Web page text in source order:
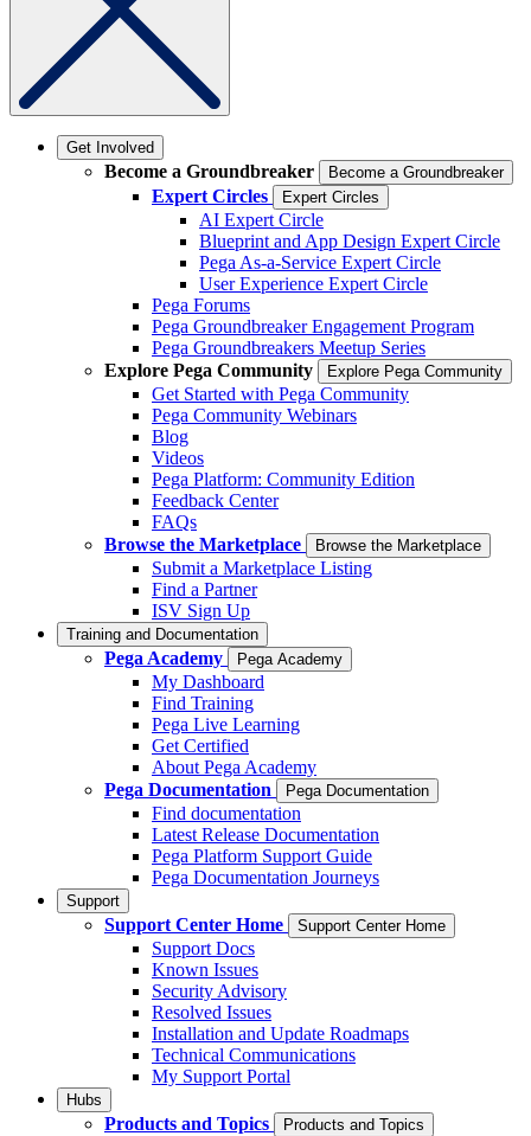
Get Involved
Become a Groundbreaker Become a Groundbreaker
Expert Circles Expert Circles
AI Expert Circle
Blueprint and App Design Expert Circle
Pega As-a-Service Expert Circle
User Experience Expert Circle
Pega Forums
Pega Groundbreaker Engagement Program
Pega Groundbreakers Meetup Series
Explore Pega Community
Explore Pega Community
Get Started with Pega Community
Pega Community Webinars
Blog
Videos
Pega Platform: Community Edition
Feedback Center
FAQs
Browse the Marketplace
Browse the Marketplace
Submit a Marketplace Listing
Find a Partner
ISV Sign Up
Training and Documentation
Pega Academy Pega Academy
My Dashboard
Find Training
Pega Live Learning
Get Certified
About Pega Academy
Pega Documentation
Pega Documentation
Find documentation
Latest Release Documentation
Pega Platform Support Guide
Pega Documentation Journeys
Support
Support Center Home Support Center Home
Support Docs
Known Issues
Security Advisory
Resolved Issues
Installation and Update Roadmaps
Technical Communications
My Support Portal
Hubs
Products and Topics Products and Topics